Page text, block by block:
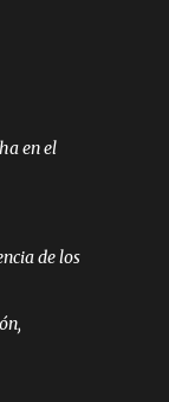
en el
de los